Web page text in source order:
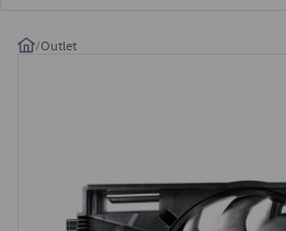
/Outlet